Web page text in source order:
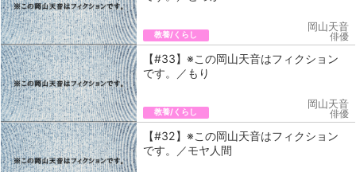
教養/くらし
岡山天音
俳優
【#33】※この岡山天音はフィクション
です。／もり
教養/くらし
岡山天音
俳優
【#32】※この岡山天音はフィクション
です。／モヤ人間